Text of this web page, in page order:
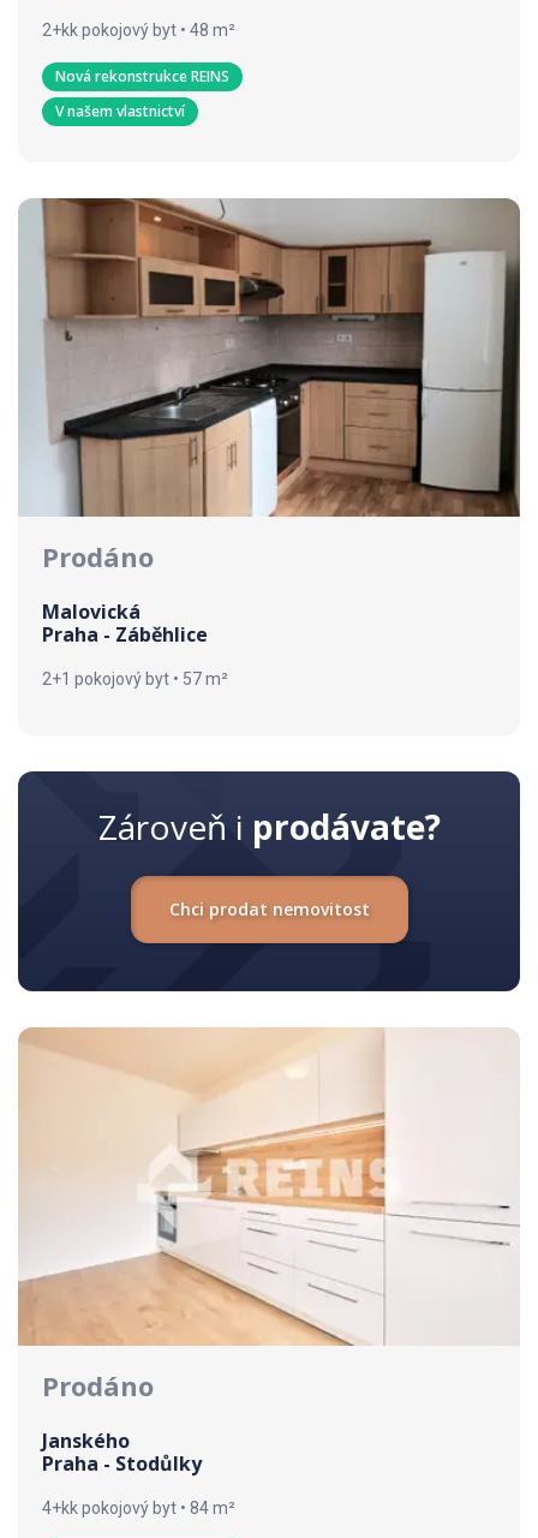
2+kk pokojový byt • 48 m²
Nová rekonstrukce REINS
V našem vlastnictví
Prodáno
Malovická
Praha - Záběhlice
2+1 pokojový byt • 57 m²
Zároveň i prodávate?
Chci prodat nemovitost
Prodáno
Janského
Praha - Stodůlky
4+kk pokojový byt • 84 m²